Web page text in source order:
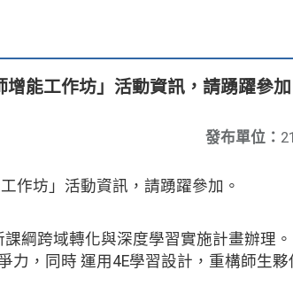
能工作坊」活動資訊，請踴躍參加
發布單位：
作坊」活動資訊，請踴躍參加。
綱跨域轉化與深度學習實施計畫辦理。
力，同時 運用4E學習設計，重構師生